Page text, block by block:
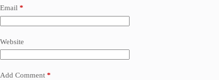
Email *
Website
Add Comment *